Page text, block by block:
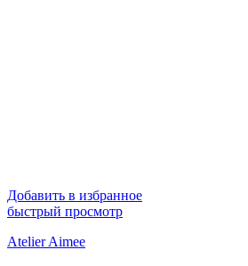
Добавить в избранное
быстрый просмотр
Atelier Aimee